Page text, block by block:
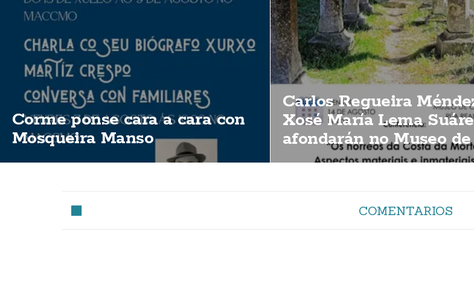
Corme ponse cara a cara con
Mosqueira Manso
Carlos Regueira
Xosé María Lema
afondarán no Museo de
Corme sobre a
COMENTARIOS